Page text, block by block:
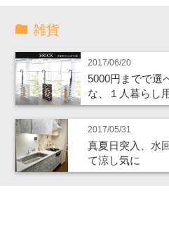
雑貨
2017/06/20
5000円までで選
な、１人暮らし
2017/05/31
真夏日突入、水
て涼し気に